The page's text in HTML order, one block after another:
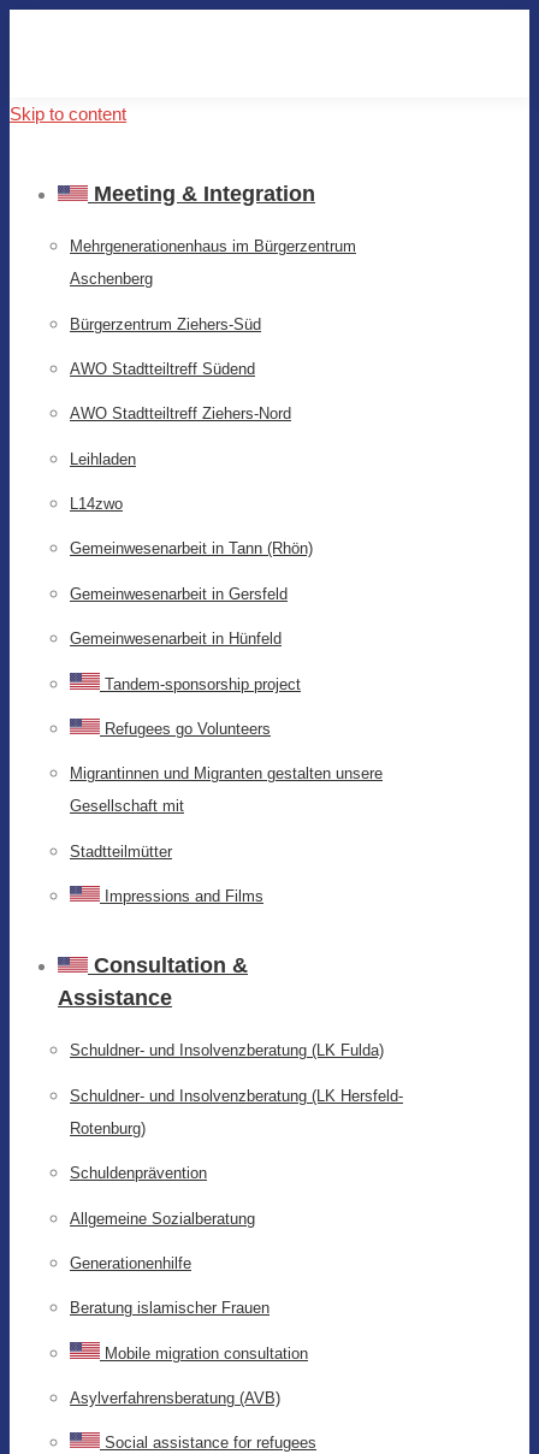
Skip to content
Meeting & Integration
Mehrgenerationenhaus im Bürgerzentrum
Aschenberg
Bürgerzentrum Ziehers-Süd
AWO Stadtteiltreff Südend
AWO Stadtteiltreff Ziehers-Nord
Leihladen
L14zwo
Gemeinwesenarbeit in Tann (Rhön)
Gemeinwesenarbeit in Gersfeld
Gemeinwesenarbeit in Hünfeld
Tandem-sponsorship project
Refugees go Volunteers
Migrantinnen und Migranten gestalten unsere
Gesellschaft mit
Stadtteilmütter
Impressions and Films
Consultation &
Assistance
Schuldner- und Insolvenzberatung (LK Fulda)
Schuldner- und Insolvenzberatung (LK Hersfeld-
Rotenburg)
Schuldenprävention
Allgemeine Sozialberatung
Generationenhilfe
Beratung islamischer Frauen
Mobile migration consultation
Asylverfahrensberatung (AVB)
Social assistance for refugees